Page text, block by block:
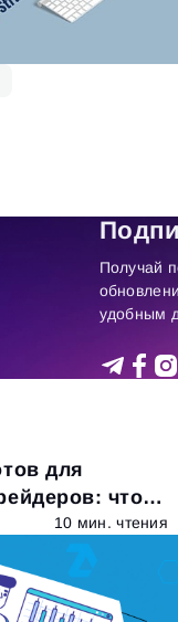
для
что
10 мин. чтения
Получай
удобным